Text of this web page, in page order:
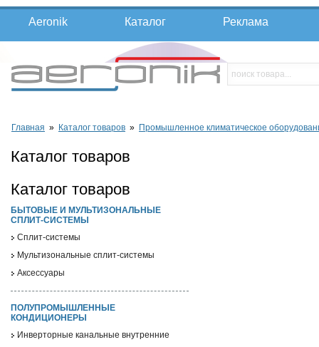
Aeronik Каталог Реклама
Главная » Каталог товаров » Промышленное климатическое
Каталог товаров
Каталог товаров
БЫТОВЫЕ И МУЛЬТИЗОНАЛЬНЫЕ
СПЛИТ-СИСТЕМЫ
Cплит-системы
Мультизональные сплит-системы
Аксессуары
ПОЛУПРОМЫШЛЕННЫЕ
КОНДИЦИОНЕРЫ
Инверторные канальные внутренние